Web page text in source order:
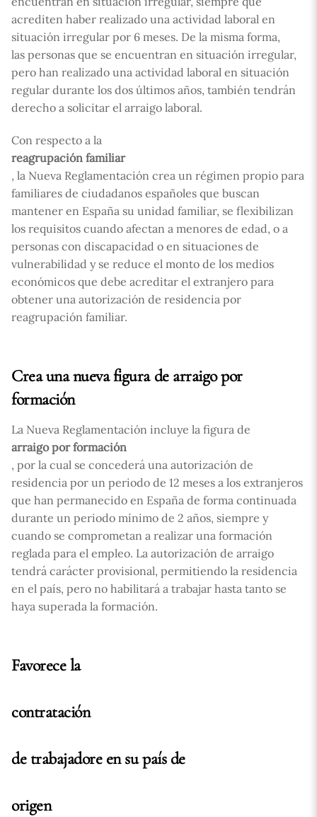
acrediten haber realizado una actividad laboral en
situación irregular por 6 meses. De la misma forma,
las personas que se encuentran en situación irregular,
pero han realizado una actividad laboral en situación
regular durante los dos últimos años, también tendrán
derecho a solicitar el arraigo laboral.
Con respecto a la
reagrupación familiar
, la Nueva Reglamentación crea un régimen propio para
familiares de ciudadanos españoles que buscan
mantener en España su unidad familiar, se flexibilizan
los requisitos cuando afectan a menores de edad, o a
personas con discapacidad o en situaciones de
vulnerabilidad y se reduce el monto de los medios
económicos que debe acreditar el extranjero para
obtener una autorización de residencia por
reagrupación familiar.
Crea una nueva figura de arraigo por
formación
La Nueva Reglamentación incluye la figura de
arraigo por formación
, por la cual se concederá una autorización de
residencia por un periodo de 12 meses a los extranjeros
que han permanecido en España de forma continuada
durante un periodo mínimo de 2 años, siempre y
cuando se comprometan a realizar una formación
reglada para el empleo. La autorización de arraigo
tendrá carácter provisional, permitiendo la residencia
en el país, pero no habilitará a trabajar hasta tanto se
haya superada la formación.
Favorece la
contratación
de trabajadore en su país de
origen